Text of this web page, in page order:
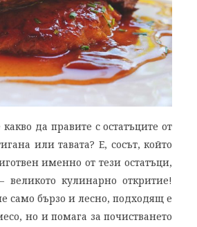
да правите с остатъците от
или тавата? Е, сосът, който
именно от тези остатъци,
кулинарно откритие!
само бързо и лесно, подходящ е
но и помага за почистването